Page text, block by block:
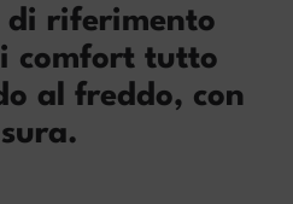
di riferimento
comfort tutto
al freddo, con